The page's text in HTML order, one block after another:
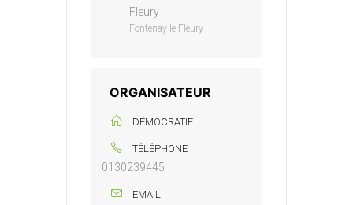
Fleury
Fontenay-le-Fleury
ORGANISATEUR
DÉMOCRATIE
TÉLÉPHONE
0130239445
EMAIL